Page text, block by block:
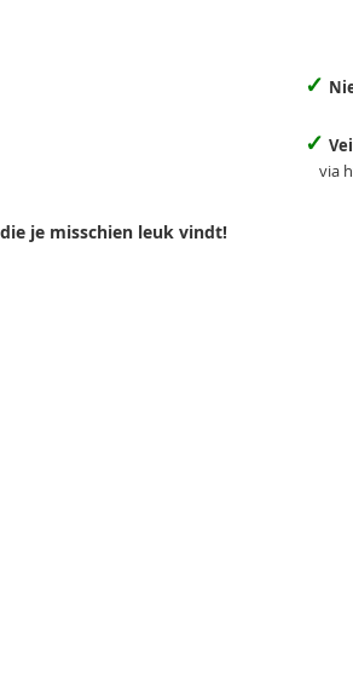
✓
✓
via
je misschien leuk vindt!